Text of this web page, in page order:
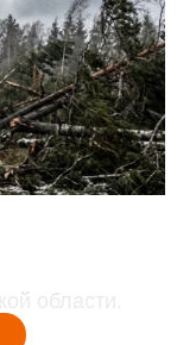
области.